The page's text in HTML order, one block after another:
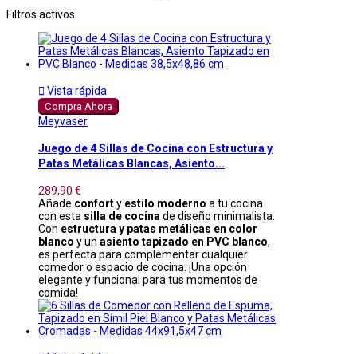
Filtros activos
 Vista rápida
Compra Ahora
Meyvaser
Juego de 4 Sillas de Cocina con Estructura y
Patas Metálicas Blancas, Asiento...
289,90 €
Añade conforty estilo moderno a tu cocina
con esta silla de cocina de diseño minimalista.
Con estructura y patas metálicas en color
blanco y un asiento tapizado en PVC blanco,
es perfecta para complementar cualquier
comedor o espacio de cocina. ¡Una opción
elegante y funcional para tus momentos de
comida!